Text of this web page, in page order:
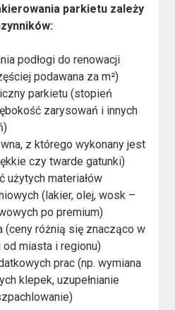
parkietu zależy
podłogi do renowacji
podawana za m²)
parkietu (stopień
zarysowań i innych
z którego wykonany jest
czy twarde gatunki)
użytych materiałów
(lakier, olej, wosk –
po premium)
(ceny różnią się znacząco w
od miasta i regionu)
prac (np. wymiana
klepek, uzupełnianie